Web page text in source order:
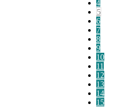
4
5
6
7
8
9
10
11
12
13
14
15